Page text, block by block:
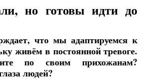
но готовы идти до
что мы адаптируемся к
живём в постоянной тревоге.
по своим прихожанам?
людей?